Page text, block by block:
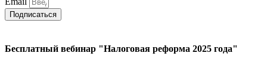
Подписаться
Бесплатный вебинар "Налоговая реформа 2025 года"